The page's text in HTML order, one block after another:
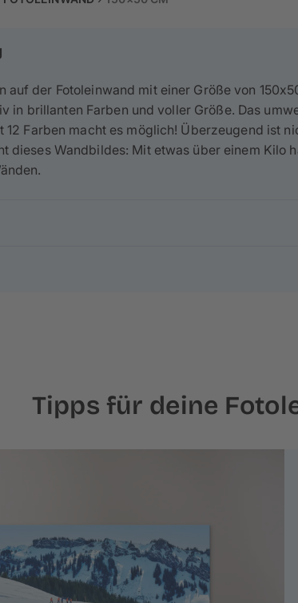
auf der Fotoleinwand mit einer Größe von
in brillanten Farben und voller Größe. Das
Farben macht es möglich! Überzeugend ist
dieses Wandbildes: Mit etwas über einem Kilo
und Langlebigkeitgarantiert. Deine
Bei Bedarf kannst du auch mit wenigen
Tipps für deine